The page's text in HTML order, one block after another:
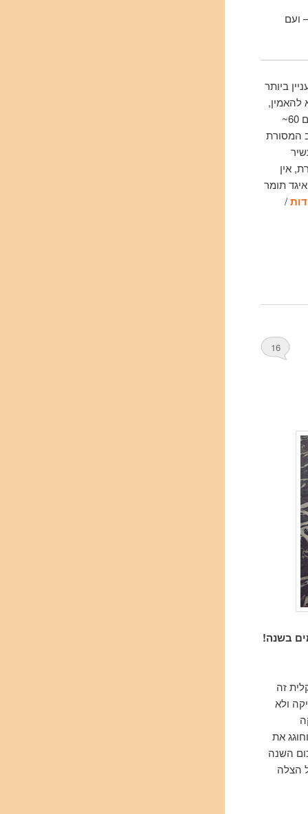
ועם
ביותר
להאמין,
זו הפעם ה- 11 ברציפות. הפעם סיכום אלבומי השנה שלו הוא הגדול ביותר אי פעם עם 60~
המסורת
אין
תומר
/
16
בשנה!
זה
ולא
את
השנה
הצלה